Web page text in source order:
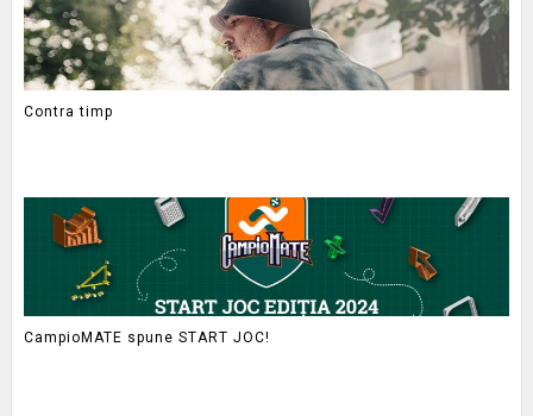
Contra timp
CampioMATE spune START JOC!